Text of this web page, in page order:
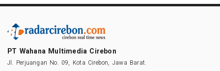
PT Wahana Multimedia Cirebon
Jl. Perjuangan No. 09, Kota Cirebon, Jawa Barat.